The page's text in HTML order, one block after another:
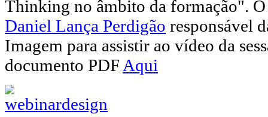
Thinking no âmbito da formação".
Daniel Lança Perdigão responsável
Imagem para assistir ao vídeo da
documento PDF Aqui